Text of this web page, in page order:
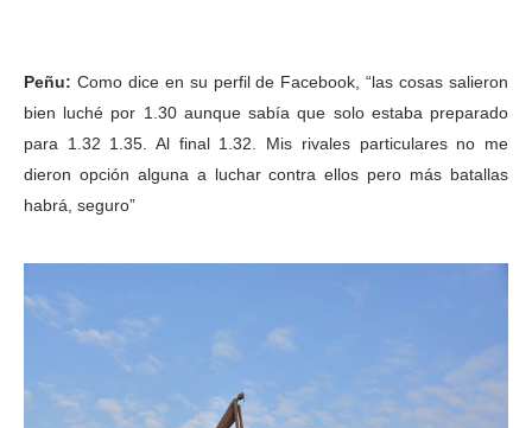
Peñu: Como dice en su perfil de Facebook, “las cosas salieron
bien luché por 1.30 aunque sabía que solo estaba preparado
para 1.32 1.35. Al final 1.32. Mis rivales particulares no me
dieron opción alguna a luchar contra ellos pero más batallas
habrá, seguro”